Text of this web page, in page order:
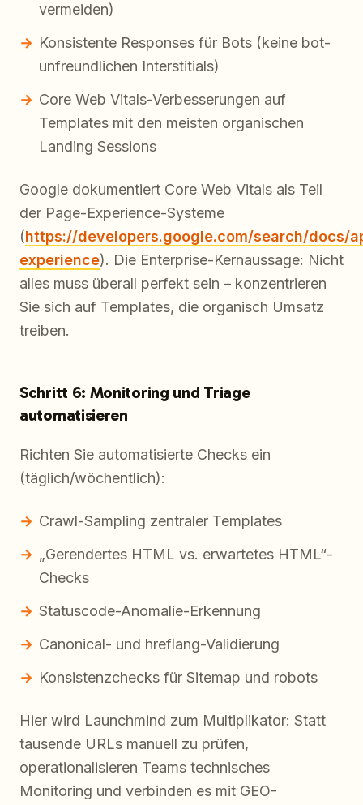
vermeiden)
Konsistente Responses für Bots (keine bot-
unfreundlichen Interstitials)
Core Web Vitals-Verbesserungen auf
Templates mit den meisten organischen
Landing Sessions
Google dokumentiert Core Web Vitals als Teil
der Page-Experience-Systeme
(https://developers.google.com/search/docs/
experience). Die Enterprise-Kernaussage: Nicht
alles muss überall perfekt sein – konzentrieren
Sie sich auf Templates, die organisch Umsatz
treiben.
Schritt 6: Monitoring und Triage
automatisieren
Richten Sie automatisierte Checks ein
(täglich/wöchentlich):
Crawl-Sampling zentraler Templates
„Gerendertes HTML vs. erwartetes HTML“-
Checks
Statuscode-Anomalie-Erkennung
Canonical- und hreflang-Validierung
Konsistenzchecks für Sitemap und robots
Hier wird Launchmind zum Multiplikator: Statt
tausende URLs manuell zu prüfen,
operationalisieren Teams technisches
Monitoring und verbinden es mit GEO-